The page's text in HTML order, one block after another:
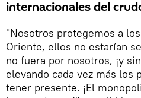
internacionales del
"Nosotros protegemos a
Oriente, ellos no estarían
no fuera por nosotros, ¡y
elevando cada vez más los
tener presente. ¡El